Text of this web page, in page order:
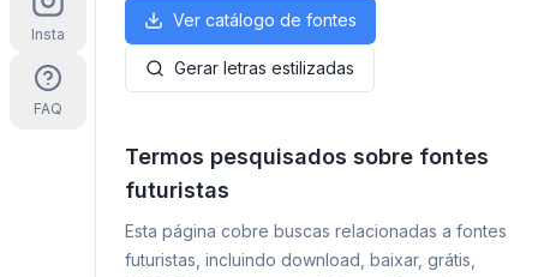
Insta
FAQ
Ver catálogo de fontes
Gerar letras estilizadas
Termos pesquisados sobre fontes
futuristas
Esta página cobre buscas relacionadas a fontes
futuristas, incluindo download, baixar, grátis,